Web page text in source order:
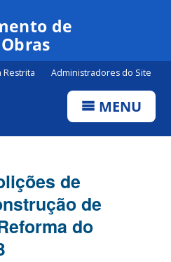
Canais
de
Restrita Administradores do Site
MENU
de
de
do